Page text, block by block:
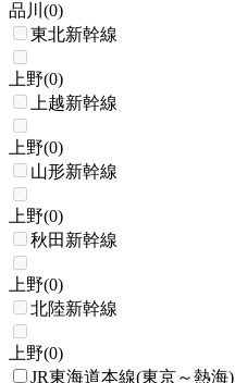
品川 (0)
東北新幹線
上野(0)
上越新幹線
上野(0)
山形新幹線
上野(0)
秋田新幹線
上野(0)
北陸新幹線
上野(0)
JR東海道本線(東京～熱海)